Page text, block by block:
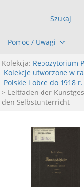
Szukaj
Pomoc / Uwagi
Kolekcja: Repozytorium
Kolekcje utworzone w
Polskie i obce do 1918 r.
> Leitfaden der
den Selbstunterricht